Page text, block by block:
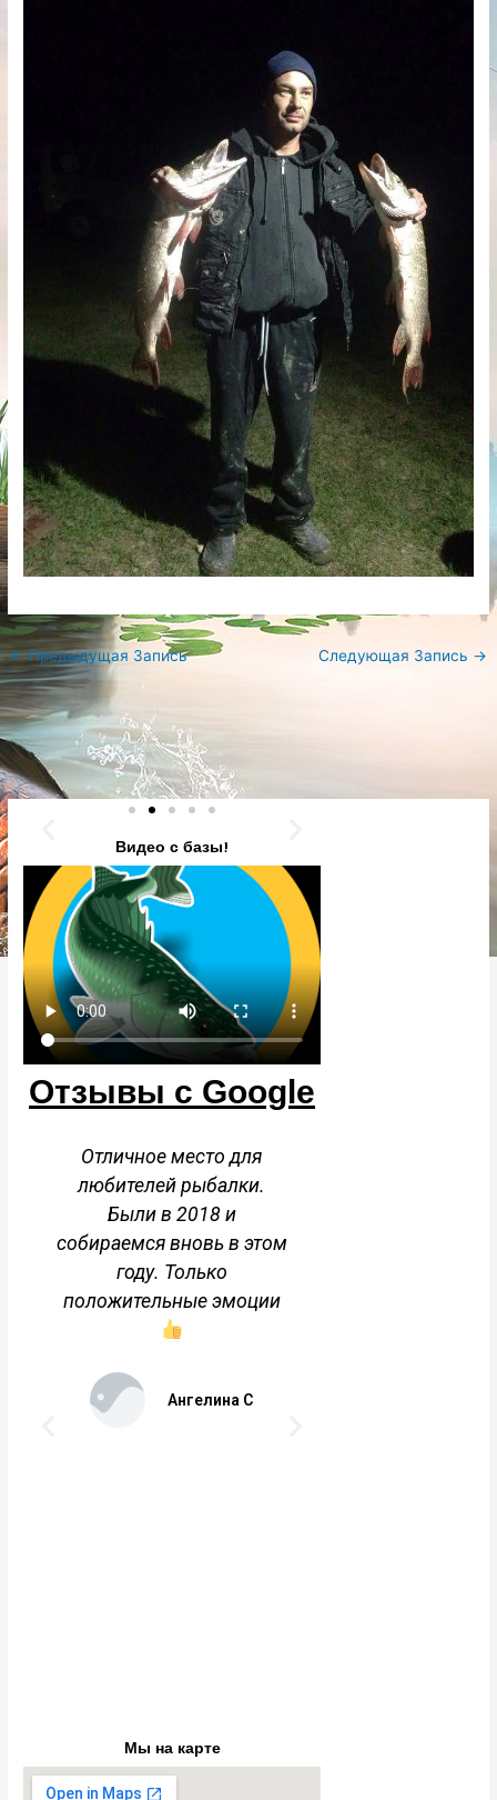
←Предыдущая Запись Следующая Запись →
Видео с базы!
Отзывы с Google
Отличное место для
любителей рыбалки.
Были в 2018 и
собираемся вновь в этом
году. Только
положительные эмоции
Ангелина С
Мы на карте